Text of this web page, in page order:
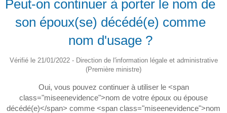
Peut-on continuer à porter le nom de
son époux(se) décédé(e) comme
nom d'usage ?
Vérifié le 21/01/2022 - Direction de l'information légale et administrative
(Première ministre)
Oui, vous pouvez continuer à utiliser le <span
class="miseenevidence">nom de votre époux ou épouse
décédé(e)</span> comme <span class="miseenevidence">nom